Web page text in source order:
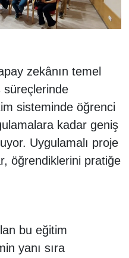
zekânın temel
süreçlerinde
sisteminde öğrenci
kadar geniş
Uygulamalı proje
öğrendiklerini pratiğe
bu eğitim
yanı sıra